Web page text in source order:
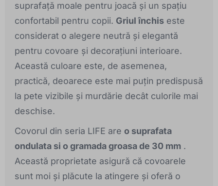
suprafață moale pentru joacă și un spațiu
confortabil pentru copii. Griul închis este
considerat o alegere neutră și elegantă
pentru covoare și decorațiuni interioare.
Această culoare este, de asemenea,
practică, deoarece este mai puțin predispusă
la pete vizibile și murdărie decât culorile mai
deschise.
Covorul din seria LIFE are o suprafata
ondulata si o gramada groasa de 30 mm .
Această proprietate asigură că covoarele
sunt moi și plăcute la atingere și oferă o